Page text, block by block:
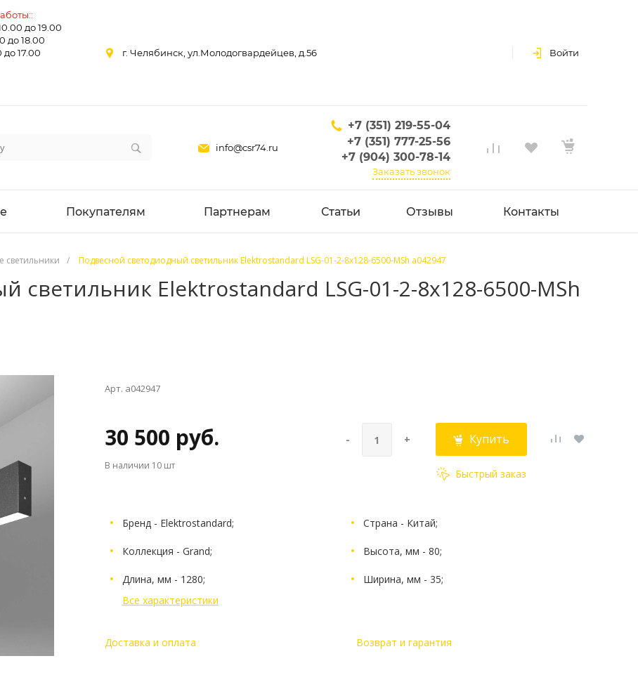
до 19.00
до 18.00
до 17.00
г. Челябинск, ул.Молодогвардейцев, д.56 Войти
info@csr74.ru
+7 (351) 219-55-04
+7 (351) 777-25-56
+7 (904) 300-78-14
Заказать звонок
Покупателям Партнерам Статьи Отзывы Контакты
светильники / Подвесной светодиодный светильник Elektrostandard LSG-01-2-8x128-6500-MSh a042947
светильник Elektrostandard LSG-01-2-8x128-6500-MSh
Арт. a042947
30 500 руб.
В наличии 10 шт
- + Купить
Быстрый заказ
Бренд - Elektrostandard; Страна - Китай;
Коллекция - Grand; Высота, мм - 80;
Длина, мм - 1280;
Ширина, мм - 35;
Все характеристики
Доставка и оплата Возврат и гарантия